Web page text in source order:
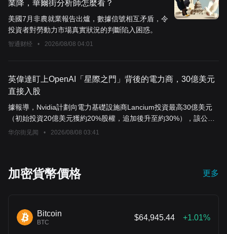
業降，華爾街分析師怎麼看？
美國7月非農就業報告出爐，數據信號相互矛盾，令
投資者對勞動力市場真實狀況的判斷陷入困惑。
智通财经 • 2026/08/08 04:01
英偉達盯上OpenAI「星際之門」背後的電力商，30億美元
直接入股
據報導，Nvidia計劃向電力基礎設施商Lancium投資最高30億美元
（初始投資20億美元獲約20%股權，追加後升至約30%），該公司
是OpenAI「星際之門」AI園區的電力供應商，已在德克薩斯州鎖定
华尔街见闻 • 2026/08/08 03:41
加密貨幣價格 更多
Bitcoin
BTC
$64,945.44 +1.01%